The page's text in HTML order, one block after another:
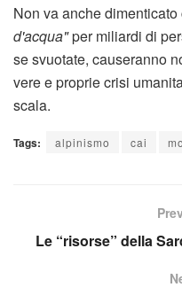
Non va anche
d'acqua"per miliardi di
se svuotate, causeranno
vere e proprie crisi
scala.
Tags: alpinismo cai
Le “risorse” della